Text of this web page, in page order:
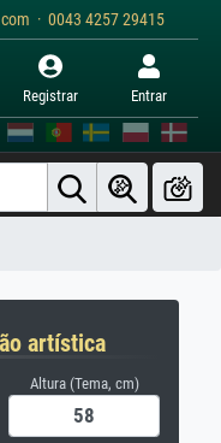
· 0043 4257 29415
Registrar Entrar
artística
Altura (Tema, cm)